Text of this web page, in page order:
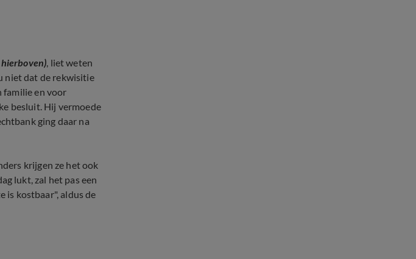
, liet weten
niet dat de rekwisitie
familie en voor
besluit. Hij vermoede
ging daar na
krijgen ze het ook
lukt, zal het pas een
is kostbaar", aldus de